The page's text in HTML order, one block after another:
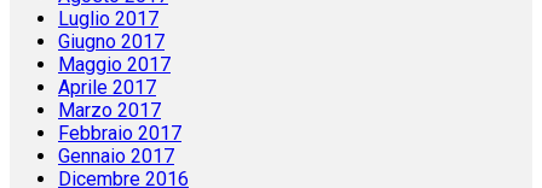
Settembre 2017
Agosto 2017
Luglio 2017
Giugno 2017
Maggio 2017
Aprile 2017
Marzo 2017
Febbraio 2017